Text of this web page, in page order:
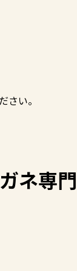
い。
ネ専